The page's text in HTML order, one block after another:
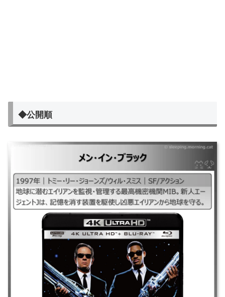
◆公開順
｜#メン・イン・ブラック1#メンインブラック1## ｜1997年｜トミー・リ
ー・ジョーンズ/ウィル・スミス｜SF/アクション ｜地球に潜むエイリアン
を監視・管理する最高機密機関MIB。新人エージェントJは、記憶を消す装
置を駆使し凶悪エイリアンから地球を守る。